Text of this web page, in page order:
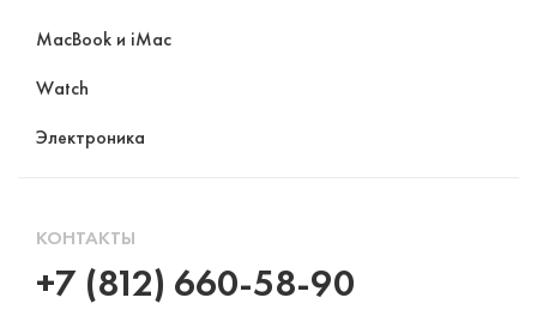
MacBook и iMac
Watch
Электроника
КОНТАКТЫ
+7 (812) 660-58-90